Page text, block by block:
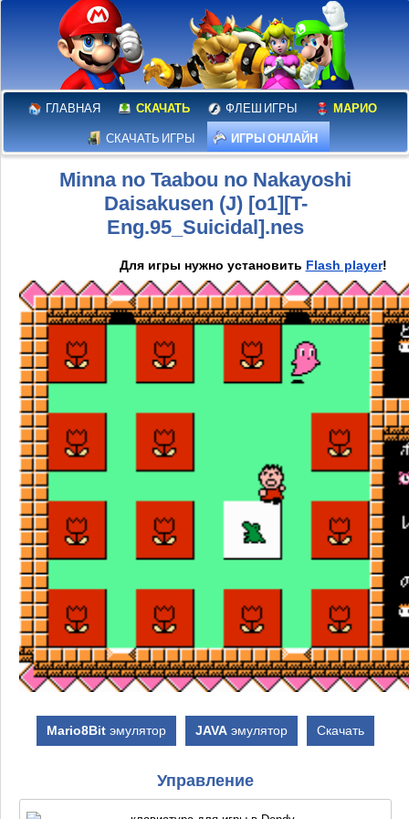
ГЛАВНАЯ СКАЧАТЬ ФЛЕШ ИГРЫ МАРИО
СКАЧАТЬ ИГРЫ ИГРЫ ОНЛАЙН
Minna no Taabou no Nakayoshi
Daisakusen (J) [o1][T-
Eng.95_Suicidal].nes
Для игры нужно установить Flash player!
Mario8Bit эмулятор JAVA эмулятор Скачать
Управление